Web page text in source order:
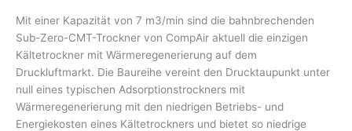
Mit einer Kapazität von 7 m3/min sind die bahnbrechenden
Sub-Zero-CMT-Trockner von CompAir aktuell die einzigen
Kältetrockner mit Wärmeregenerierung auf dem
Druckluftmarkt. Die Baureihe vereint den Drucktaupunkt unter
null eines typischen Adsorptionstrockners mit
Wärmeregenerierung mit den niedrigen Betriebs- und
Energiekosten eines Kältetrockners und bietet so niedrige